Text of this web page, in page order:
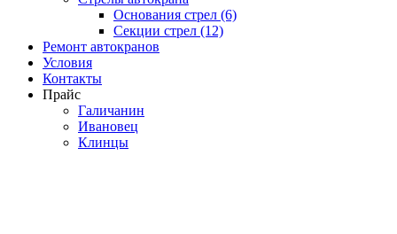
Основания стрел (6)
Секции стрел (12)
Ремонт автокранов
Условия
Контакты
Прайс
Галичанин
Ивановец
Клинцы